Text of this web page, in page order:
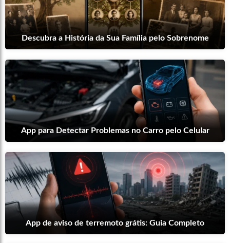
Descubra a História da Sua Família pelo Sobrenome
App para Detectar Problemas no Carro pelo Celular
App de aviso de terremoto grátis: Guia Completo